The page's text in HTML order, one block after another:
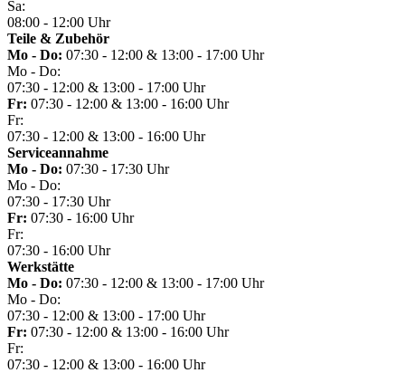
Sa:
08:00 - 12:00 Uhr
Teile & Zubehör
Mo - Do: 07:30 - 12:00 & 13:00 - 17:00 Uhr
Mo - Do:
07:30 - 12:00 & 13:00 - 17:00 Uhr
Fr: 07:30 - 12:00 & 13:00 - 16:00 Uhr
Fr:
07:30 - 12:00 & 13:00 - 16:00 Uhr
Serviceannahme
Mo - Do: 07:30 - 17:30 Uhr
Mo - Do:
07:30 - 17:30 Uhr
Fr: 07:30 - 16:00 Uhr
Fr:
07:30 - 16:00 Uhr
Werkstätte
Mo - Do: 07:30 - 12:00 & 13:00 - 17:00 Uhr
Mo - Do:
07:30 - 12:00 & 13:00 - 17:00 Uhr
Fr: 07:30 - 12:00 & 13:00 - 16:00 Uhr
Fr:
07:30 - 12:00 & 13:00 - 16:00 Uhr